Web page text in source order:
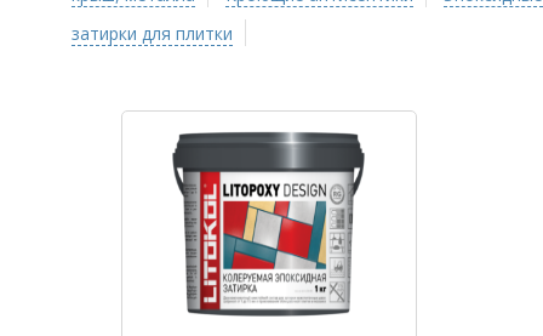
затирки для плитки